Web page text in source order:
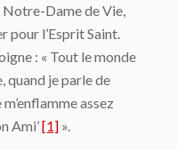
Dame de Vie,
l’Esprit Saint.
: « Tout le monde
quand je parle de
assez
Ami’[1] ».